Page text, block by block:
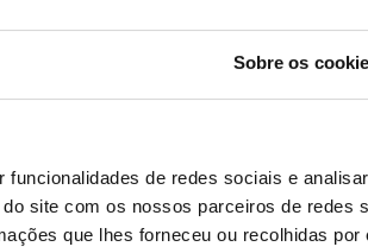
Sobre os
de redes sociais e
site com os nossos parceiros de redes
que lhes forneceu ou recolhidas por
Borges assegura que “não
caso algum” de indisciplina
Luis Suárez (editado)
I
de